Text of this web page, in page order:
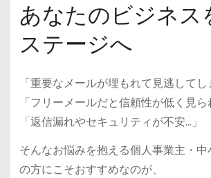
あなたのビジネス
ステージへ
「重要なメールが埋もれて見逃してし
「フリーメールだと信頼性が低く見ら
「返信漏れやセキュリティが不安…」
そんなお悩みを抱える個人事業主・
の方にこそおすすめなのが、